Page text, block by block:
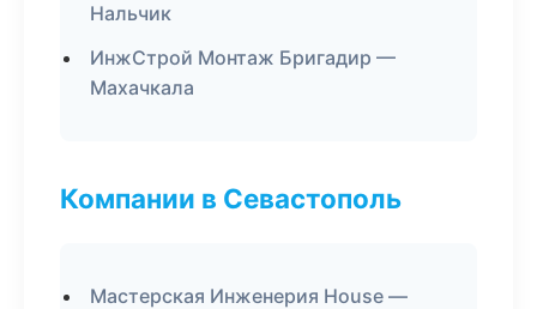
Нальчик
ИнжСтрой Монтаж Бригадир —
Махачкала
Компании в Севастополь
Мастерская Инженерия House —